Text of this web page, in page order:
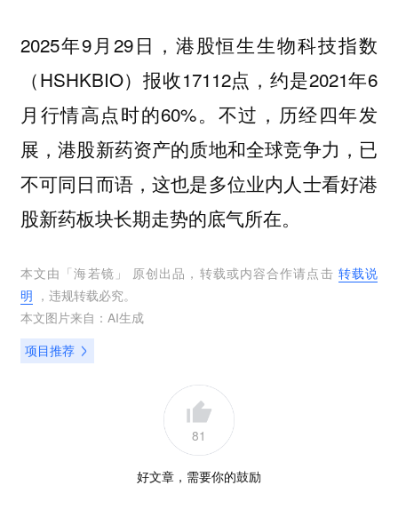
2025年9月29日，港股恒生生物科技指数
（HSHKBIO）报收17112点，约是2021年6
月行情高点时的60%。不过，历经四年发
展，港股新药资产的质地和全球竞争力，已
不可同日而语，这也是多位业内人士看好港
股新药板块长期走势的底气所在。
本文由「海若镜 」 原创出品，转载或内容合作请点击 转载说
明 ，违规转载必究。
本文图片来自： AI生成
项目推荐
81
好文章，需要你的鼓励